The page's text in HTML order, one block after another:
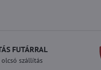
FUTÁRRAL
olcsó szállítás